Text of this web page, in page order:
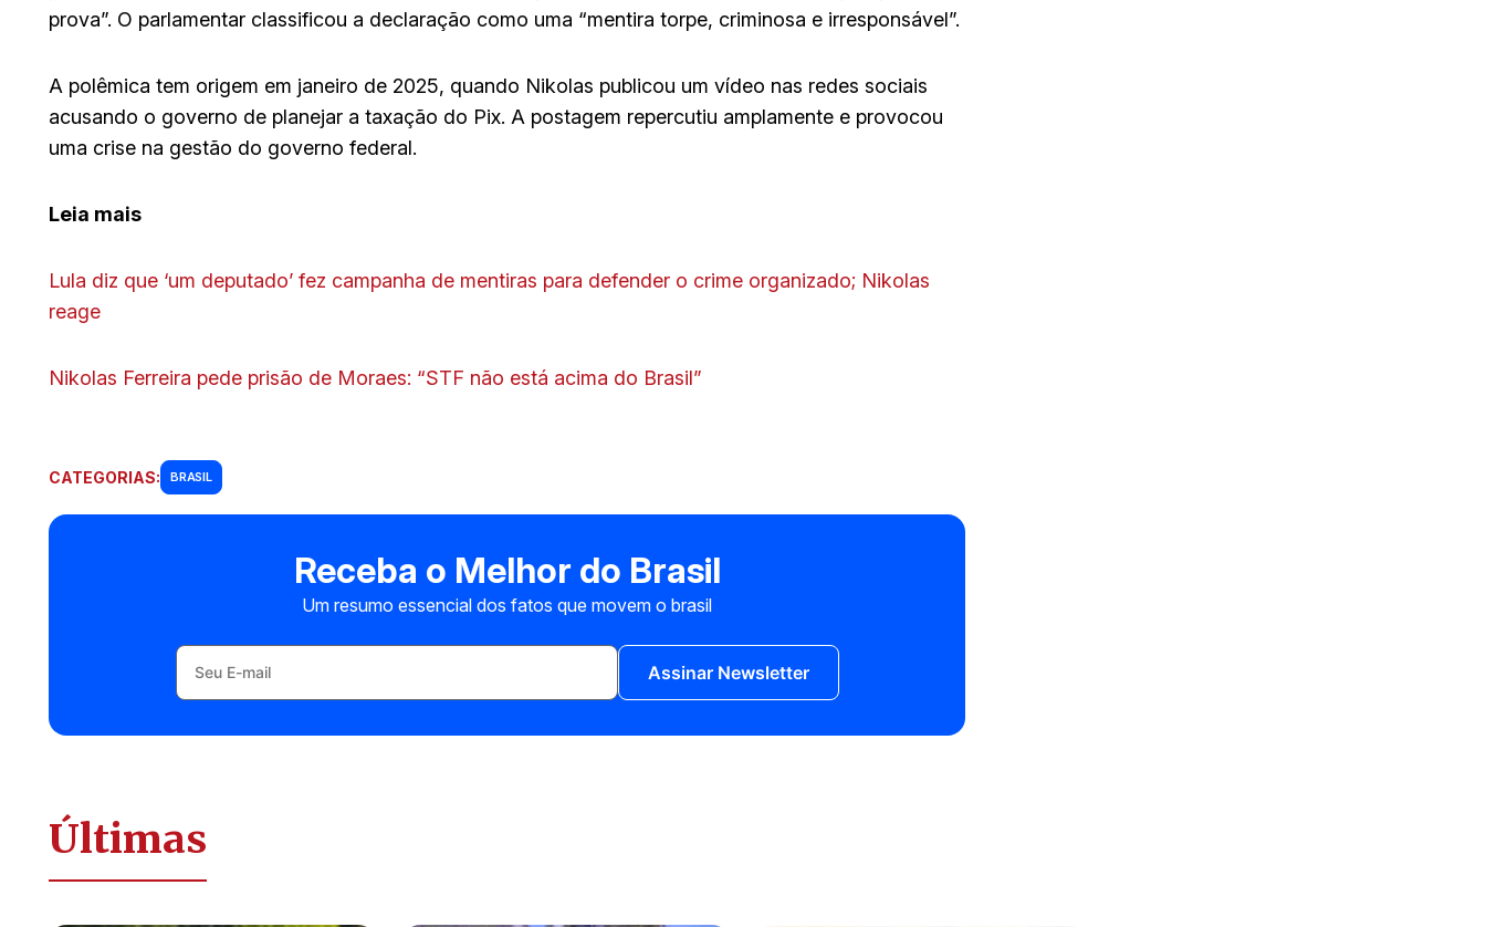
prova”. O parlamentar classificou a declaração como uma “mentira torpe, criminosa e irresponsável”.
A polêmica tem origem em janeiro de 2025, quando Nikolas publicou um vídeo nas redes sociais
acusando o governo de planejar a taxação do Pix. A postagem repercutiu amplamente e provocou
uma crise na gestão do governo federal.
Leia mais
Lula diz que ‘um deputado’ fez campanha de mentiras para defender o crime organizado; Nikolas
reage
Nikolas Ferreira pede prisão de Moraes: “STF não está acima do Brasil”
CATEGORIAS: BRASIL
Receba o Melhor do Brasil
Um resumo essencial dos fatos que movem o brasil
Assinar Newsletter
Últimas